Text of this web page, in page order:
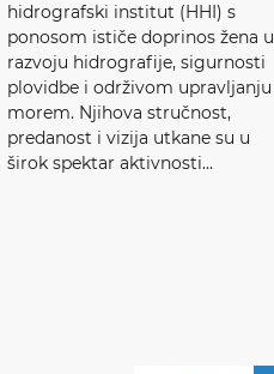
hidrografski institut (HHI) s
ponosom ističe doprinos žena u
razvoju hidrografije, sigurnosti
plovidbe i održivom upravljanju
morem. Njihova stručnost,
predanost i vizija utkane su u
širok spektar aktivnosti...